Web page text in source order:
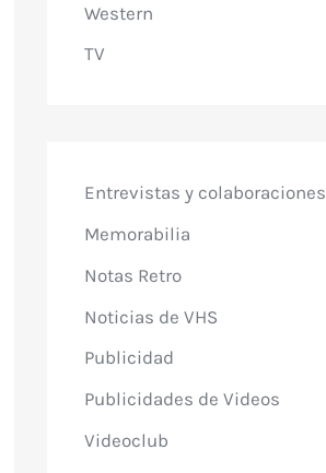
Western
TV
Entrevistas y colaboraciones
Memorabilia
Notas Retro
Noticias de VHS
Publicidad
Publicidades de Videos
Videoclub